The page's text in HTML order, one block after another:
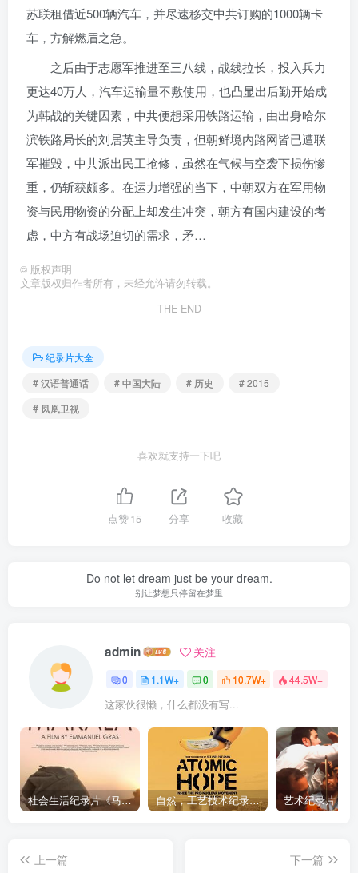
苏联租借近500辆汽车，并尽速移交中共订购的1000辆卡
车，方解燃眉之急。
之后由于志愿军推进至三八线，战线拉长，投入兵力
更达40万人，汽车运输量不敷使用，也凸显出后勤开始成
为韩战的关键因素，中共便想采用铁路运输，由出身哈尔
滨铁路局长的刘居英主导负责，但朝鲜境内路网皆已遭联
军摧毁，中共派出民工抢修，虽然在气候与空袭下损伤惨
重，仍斩获颇多。在运力增强的当下，中朝双方在军用物
资与民用物资的分配上却发生冲突，朝方有国内建设的考
虑，中方有战场迫切的需求，矛…
© 版权声明
文章版权归作者所有，未经允许请勿转载。
THE END
纪录片大全
# 汉语普通话
# 中国大陆 # 历史
# 2015
# 凤凰卫视
喜欢就支持一下吧
点赞15 分享 收藏
Do not let dream just be your dream.
别让梦想只停留在梦里
admin 关注
0 1.1W+ 0 10.7W+ 44.5W+
这家伙很懒，什么都没有写...
社会生活纪录片《马加拉 Makala》下载 自然，工艺技术纪录片《原子能的希望 Atomic Hope – Inside the Pro-Nuclear Movement》下载
上一篇
下一篇